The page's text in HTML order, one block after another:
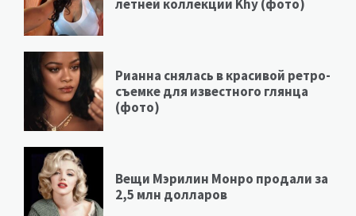
летней коллекции Khy (фото)
Рианна снялась в красивой ретро-
съемке для известного глянца
(фото)
Вещи Мэрилин Монро продали за
2,5 млн долларов